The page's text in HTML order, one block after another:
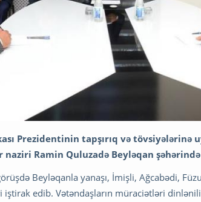
Prezidentinin tapşırıq və tövsiyələrinə
naziri Ramin Quluzadə Beyləqan
Beyləqanla yanaşı, İmişli, Ağcabədi,
iştirak edib. Vətəndaşların müraciətləri